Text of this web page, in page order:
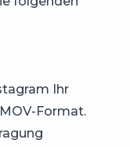
Ihr
Format.